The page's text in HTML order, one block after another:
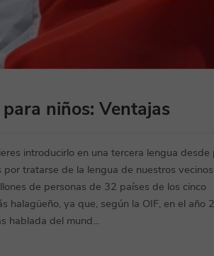
niños: Ventajas
introducirlo en una tercera lengua desde
tratarse de la lengua de nuestros
de personas de 32 países de los cinco
halagüeño, ya que, según la OIF, en el año
hablada del mund...